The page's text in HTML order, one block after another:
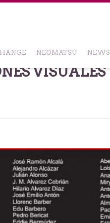
NEOMATSU NEWS
VISUALES